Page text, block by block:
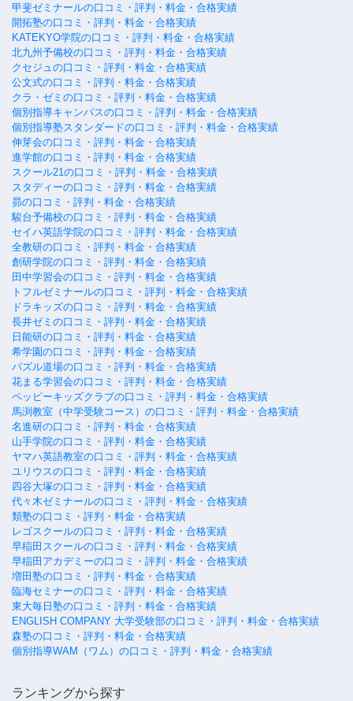
甲斐ゼミナールの口コミ・評判・料金・合格実績
開拓塾の口コミ・評判・料金・合格実績
KATEKYO学院の口コミ・評判・料金・合格実績
北九州予備校の口コミ・評判・料金・合格実績
クセジュの口コミ・評判・料金・合格実績
公文式の口コミ・評判・料金・合格実績
クラ・ゼミの口コミ・評判・料金・合格実績
個別指導キャンパスの口コミ・評判・料金・合格実績
個別指導塾スタンダードの口コミ・評判・料金・合格実績
伸芽会の口コミ・評判・料金・合格実績
進学館の口コミ・評判・料金・合格実績
スクール21の口コミ・評判・料金・合格実績
スタディーの口コミ・評判・料金・合格実績
昴の口コミ・評判・料金・合格実績
駿台予備校の口コミ・評判・料金・合格実績
セイハ英語学院の口コミ・評判・料金・合格実績
全教研の口コミ・評判・料金・合格実績
創研学院の口コミ・評判・料金・合格実績
田中学習会の口コミ・評判・料金・合格実績
トフルゼミナールの口コミ・評判・料金・合格実績
ドラキッズの口コミ・評判・料金・合格実績
長井ゼミの口コミ・評判・料金・合格実績
日能研の口コミ・評判・料金・合格実績
希学園の口コミ・評判・料金・合格実績
パズル道場の口コミ・評判・料金・合格実績
花まる学習会の口コミ・評判・料金・合格実績
ペッピーキッズクラブの口コミ・評判・料金・合格実績
馬渕教室（中学受験コース）の口コミ・評判・料金・合格実績
名進研の口コミ・評判・料金・合格実績
山手学院の口コミ・評判・料金・合格実績
ヤマハ英語教室の口コミ・評判・料金・合格実績
ユリウスの口コミ・評判・料金・合格実績
四谷大塚の口コミ・評判・料金・合格実績
代々木ゼミナールの口コミ・評判・料金・合格実績
類塾の口コミ・評判・料金・合格実績
レゴスクールの口コミ・評判・料金・合格実績
早稲田スクールの口コミ・評判・料金・合格実績
早稲田アカデミーの口コミ・評判・料金・合格実績
増田塾の口コミ・評判・料金・合格実績
臨海セミナーの口コミ・評判・料金・合格実績
東大毎日塾の口コミ・評判・料金・合格実績
ENGLISH COMPANY 大学受験部の口コミ・評判・料金・合格実績
森塾の口コミ・評判・料金・合格実績
個別指導WAM（ワム）の口コミ・評判・料金・合格実績
ランキングから探す